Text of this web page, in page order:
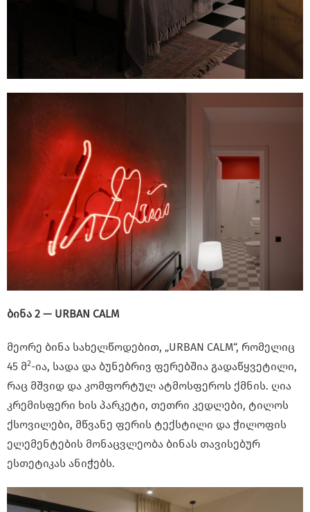
ბინა 2 — URBAN CALM
მეორე ბინა სახელწოდებით, „URBAN CALM“, რომელიც
45 მ2-ია, სადა და ბუნებრივ ფერებშია გადაწყვეტილი,
რაც მშვიდ და კომფორტულ ატმოსფეროს ქმნის. ღია
კრემისფერი ხის პარკეტი, თეთრი კედლები, ტილოს
ქსოვილები, მწვანე ფერის ტექსტილი და ჭილოფის
ელემენტების მონაცვლეობა ბინას თავისებურ
ესთეტიკას ანიჭებს.